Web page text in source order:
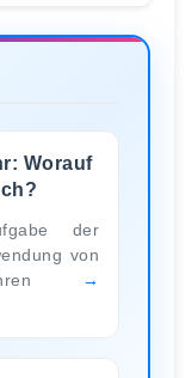
Worauf
der
von